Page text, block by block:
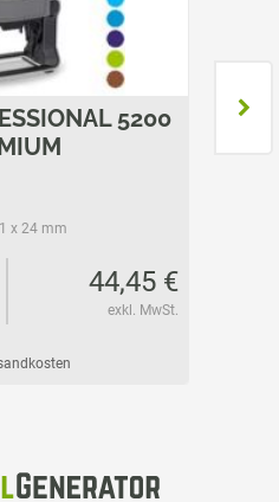
5200
x 24 mm
44,45 €
exkl. MwSt.